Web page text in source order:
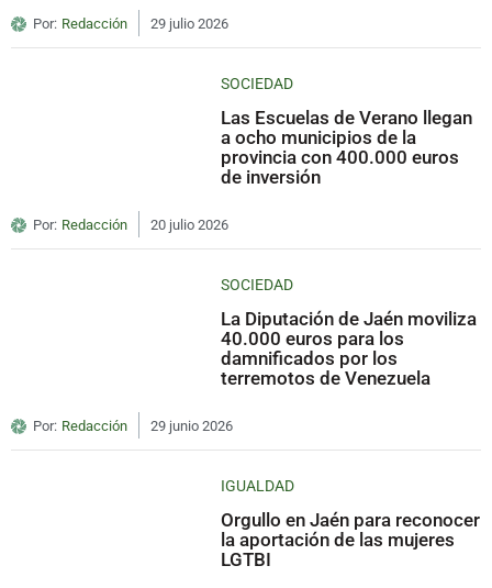
Por: Redacción 29 julio 2026
SOCIEDAD
Las Escuelas de Verano llegan
a ocho municipios de la
provincia con 400.000 euros
de inversión
Por: Redacción 20 julio 2026
SOCIEDAD
La Diputación de Jaén moviliza
40.000 euros para los
damnificados por los
terremotos de Venezuela
Por: Redacción 29 junio 2026
IGUALDAD
Orgullo en Jaén para reconocer
la aportación de las mujeres
LGTBI